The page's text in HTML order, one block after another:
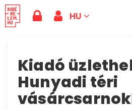
HU
Kiadó
Hunyadi téri